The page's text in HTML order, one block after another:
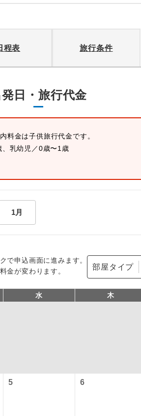
程表 旅行条件
日・旅行代金
料金は子供旅行代金です。
乳幼児／0歳〜1歳
1月
で申込画面に進みます。
金が変わります。
部屋タイプ
水 木
5 6